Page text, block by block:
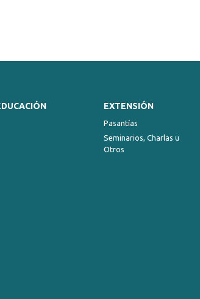
EXTENSIÓN
Pasantías
Seminarios, Charlas u
Otros